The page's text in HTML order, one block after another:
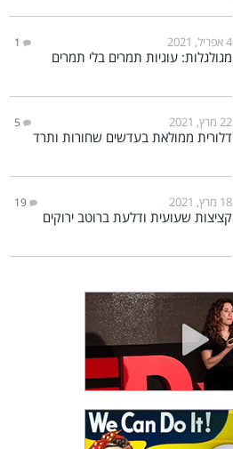
4 אפריל, 2021 1
מגולגלות: עוגיות תמרים בלי תמרים
22 מרץ, 2021 5
דלורית ממולאת בעדשים שחורות ותרד
18 מרץ, 2021 19
קציצות שעועית ודלעת ברוטב ירוקים